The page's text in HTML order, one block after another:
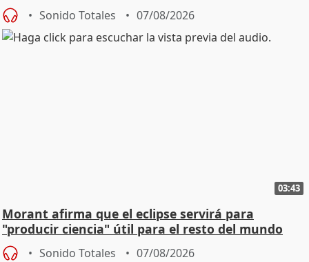
Sonido Totales 07/08/2026
03:43
Morant afirma que el eclipse servirá para
"producir ciencia" útil para el resto del mundo
Sonido Totales 07/08/2026